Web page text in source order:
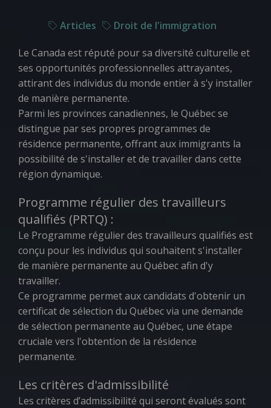
Articles Droit de l'immigration
Le Canada est réputé pour sa diversité culturelle et
ses opportunités professionnelles attrayantes,
attirant des individus du monde entier à s'y installer
de manière permanente.
Parmi les provinces canadiennes, le Québec se
distingue par ses propres programmes de
résidence permanente, offrant aux immigrants la
possibilité de s'installer et de travailler dans cette
région dynamique.
Programme régulier des travailleurs
qualifiés (PRTQ) :
Le Programme régulier des travailleurs qualifiés est
conçu pour les individus qui souhaitent s'installer
de manière permanente au Québec afin d'y
travailler.
Ce programme permet aux candidats d'obtenir un
certificat de sélection du Québec via une demande
de sélection permanente au Québec, une étape
cruciale vers l'obtention de la résidence
permanente.
Les critères d'admissibilité
Les critères d’admissibilité qui seront évalués sont